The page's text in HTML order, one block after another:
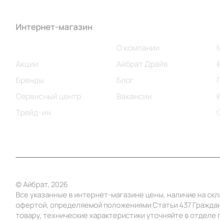
Интернет-магазин
Акции
Бренды
Сервисный центр
Трейд-ин
О компании
Айбрат Драйв
Блог
Вакансии
© Айбрат, 2026
Все указанные в интернет-магазине цены, наличие на
офертой, определяемой положениями Статьи 437
товару, технические характеристики уточняйте в отделе